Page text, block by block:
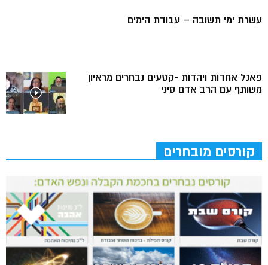
עשרת ימי תשובה – עבודת הימים
פאנל אחדות ויהדות -קטעים נבחרים מראיון
משותף עם הרב אדם סיני
קורסים מובחרים